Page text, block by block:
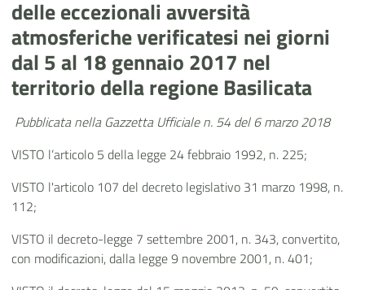
delle eccezionali avversità
atmosferiche verificatesi nei giorni
dal 5 al 18 gennaio 2017 nel
territorio della regione Basilicata
Pubblicata nella Gazzetta Ufficiale n. 54 del 6 marzo 2018
VISTO l’articolo 5 della legge 24 febbraio 1992, n. 225;
VISTO l'articolo 107 del decreto legislativo 31 marzo 1998, n.
112;
VISTO il decreto-legge 7 settembre 2001, n. 343, convertito,
con modificazioni, dalla legge 9 novembre 2001, n. 401;